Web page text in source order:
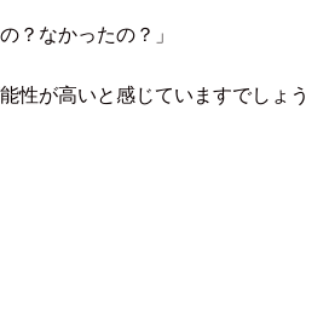
？なかったの？」
性が高いと感じていますでしょう